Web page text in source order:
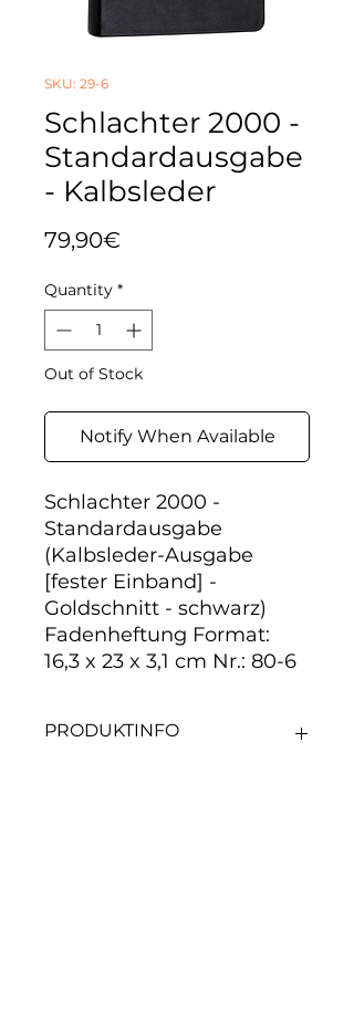
SKU: 29-6
Schlachter 2000 -
Standardausgabe
- Kalbsleder
79,90€
Quantity *
Out of Stock
Notify When Available
Schlachter 2000 -
Standardausgabe
(Kalbsleder-Ausgabe
[fester Einband] -
Goldschnitt - schwarz)
Fadenheftung Format:
16,3 x 23 x 3,1 cm Nr.: 80-6
PRODUKTINFO